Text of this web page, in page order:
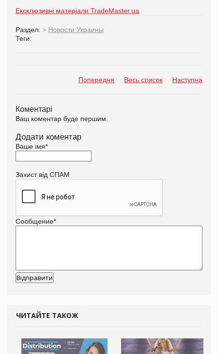
Ексклюзивні матеріали TradeMaster.ua
Раздел: > Новости Украины
Теги:
Попередня Весь список Наступна
Коментарі
Ваш коментар буде першим.
Додати коментар
Ваше імя*
Захист від СПАМ
Сообщение*
ЧИТАЙТЕ ТАКОЖ